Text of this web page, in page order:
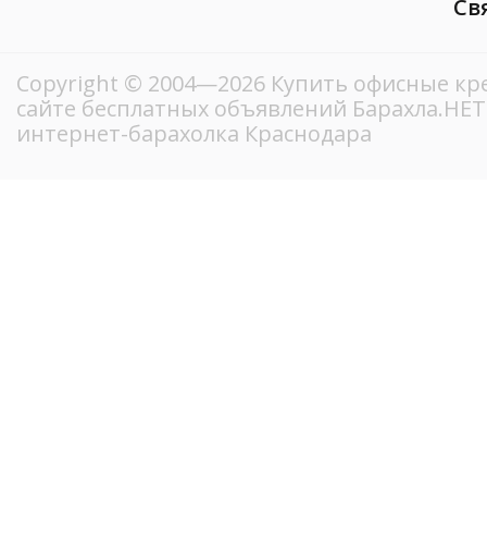
Copyright © 2004—2026 Купить офисные
сайте бесплатных объявлений
интернет-барахолка Краснодара